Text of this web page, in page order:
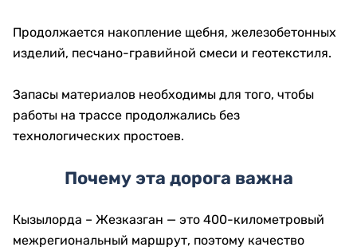
Продолжается накопление щебня, железобетонных
изделий, песчано-гравийной смеси и геотекстиля.
Запасы материалов необходимы для того, чтобы
работы на трассе продолжались без
технологических простоев.
Почему эта дорога важна
Кызылорда – Жезказган — это 400-километровый
межрегиональный маршрут, поэтому качество